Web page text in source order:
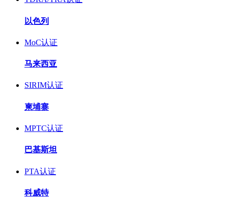
以色列
MoC认证
马来西亚
SIRIM认证
柬埔寨
MPTC认证
巴基斯坦
PTA认证
科威特